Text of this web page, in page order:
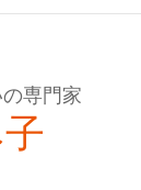
専門家